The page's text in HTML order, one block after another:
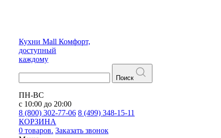
Кухни Mall Комфорт,
доступный
каждому
Поиск
ПН-ВС
с 10:00 до 20:00
8 (800) 302-77-06 8 (499) 348-15-11
КОРЗИНА
0 товаров. Заказать звонок